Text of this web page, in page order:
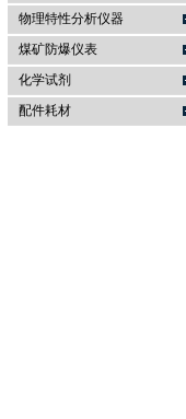
物理特性分析仪器
煤矿防爆仪表
化学试剂
配件耗材